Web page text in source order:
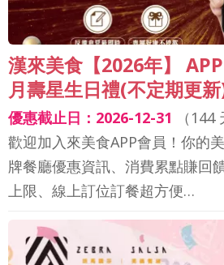
漢來美食【2026年】
月壽星生日禮(不定期更新
優惠截止日：2026-12-31 （ 144
歡迎加入來美食APP會員！你的
牌餐廳優惠資訊、消費累點賺回
上限、線上訂位訂餐超方便…